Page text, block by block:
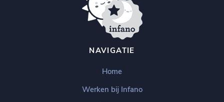
NAVIGATIE
Home
Werken bij Infano